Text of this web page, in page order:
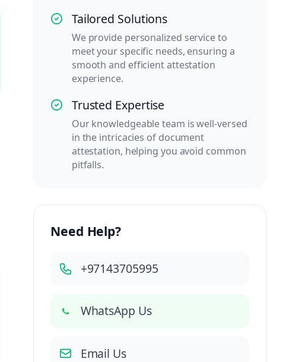
Tailored Solutions
We provide personalized service to
meet your specific needs, ensuring a
smooth and efficient attestation
experience.
Trusted Expertise
Our knowledgeable team is well-versed
in the intricacies of document
attestation, helping you avoid common
pitfalls.
Need Help?
+97143705995
WhatsApp Us
Email Us